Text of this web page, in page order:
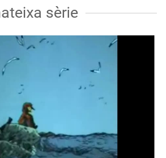
sèrie